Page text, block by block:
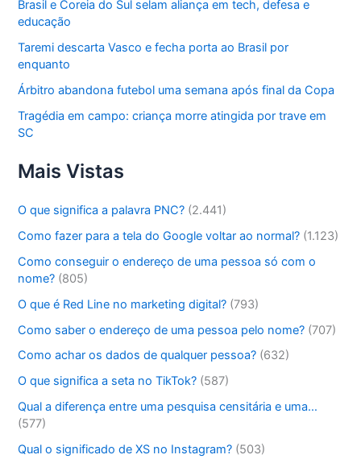
Brasil e Coreia do Sul selam aliança em tech, defesa e
educação
Taremi descarta Vasco e fecha porta ao Brasil por
enquanto
Árbitro abandona futebol uma semana após final da Copa
Tragédia em campo: criança morre atingida por trave em
SC
Mais Vistas
O que significa a palavra PNC? (2.441)
Como fazer para a tela do Google voltar ao normal? (1.123)
Como conseguir o endereço de uma pessoa só com o
nome? (805)
O que é Red Line no marketing digital? (793)
Como saber o endereço de uma pessoa pelo nome? (707)
Como achar os dados de qualquer pessoa? (632)
O que significa a seta no TikTok? (587)
Qual a diferença entre uma pesquisa censitária e uma…
(577)
Qual o significado de XS no Instagram? (503)